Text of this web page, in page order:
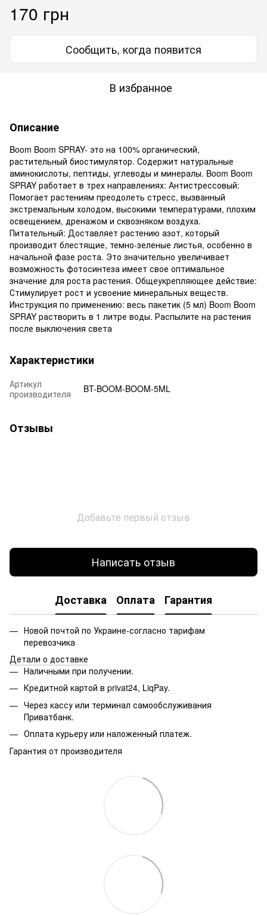
170 грн
Сообщить, когда появится
В избранное
Описание
Boom Boom SPRAY- это на 100% органический,
растительный биостимулятор. Содержит натуральные
аминокислоты, пептиды, углеводы и минералы. Boom Boom
SPRAY работает в трех направлениях: Антистрессовый:
Помогает растениям преодолеть стресс, вызванный
экстремальным холодом, высокими температурами, плохим
освещением, дренажом и сквозняком воздуха.
Питательный: Доставляет растению азот, который
производит блестящие, темно-зеленые листья, особенно в
начальной фазе роста. Это значительно увеличивает
возможность фотосинтеза имеет свое оптимальное
значение для роста растения. Общеукрепляющее действие:
Стимулирует рост и усвоение минеральных веществ.
Инструкция по применению: весь пакетик (5 мл) Boom Boom
SPRAY растворить в 1 литре воды. Распылите на растения
после выключения света
Характеристики
Артикул
производителя
BT-BOOM-BOOM-5ML
Отзывы
Добавьте первый отзыв
Написать отзыв
Доставка Оплата Гарантия
Новой почтой по Украине-согласно тарифам
перевозчика
Детали о доставке
Наличными при получении.
Кредитной картой в privat24, LiqPay.
Через кассу или терминал самообслуживания
Приватбанк.
Оплата курьеру или наложенный платеж.
Гарантия от производителя